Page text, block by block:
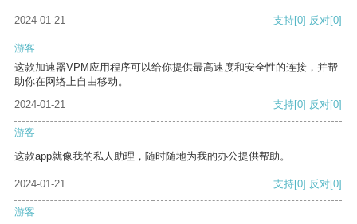
2024-01-21 支持[0] 反对[0]
游客
这款加速器VPM应用程序可以给你提供最高速度和安全性的连接，并帮
助你在网络上自由移动。
2024-01-21
支持[0] 反对[0]
游客
这款app就像我的私人助理，随时随地为我的办公提供帮助。
2024-01-21 支持[0] 反对[0]
游客